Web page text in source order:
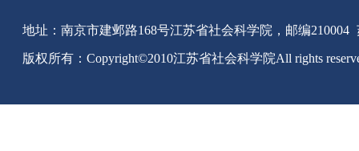
地址：南京市建邺路168号江苏省社会科学院，邮编210004
版权所有：Copyright©2010江苏省社会科学院All rights